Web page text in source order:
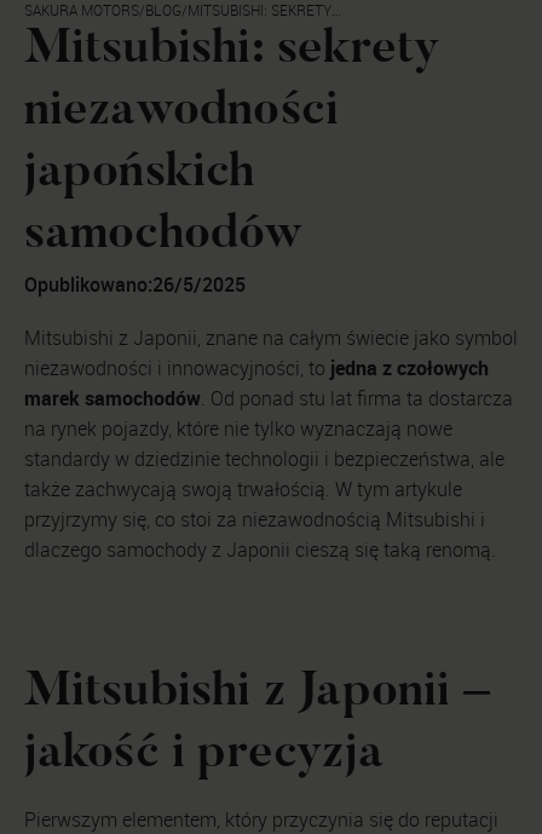
SAKURA MOTORS/BLOG/MITSUBISHI: SEKRETY
NIEZAWODNOŚCI JAPOŃSKICH
SAMOCHODÓW
Mitsubishi: sekrety
niezawodności
japońskich
samochodów
Opublikowano:26/5/2025
Mitsubishi z Japonii, znane na całym świecie jako symbol
niezawodności i innowacyjności, to jedna z czołowych
marek samochodów. Od ponad stu lat firma ta dostarcza
na rynek pojazdy, które nie tylko wyznaczają nowe
standardy w dziedzinie technologii i bezpieczeństwa, ale
także zachwycają swoją trwałością. W tym artykule
przyjrzymy się, co stoi za niezawodnością Mitsubishi i
dlaczego samochody z Japonii cieszą się taką renomą.
Mitsubishi z Japonii –
jakość i precyzja
Pierwszym elementem, który przyczynia się do reputacji